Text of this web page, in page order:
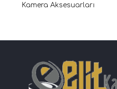
Kamera Aksesuarları